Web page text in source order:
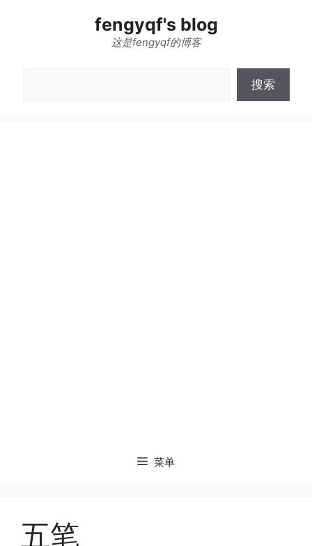
fengyqf's blog
这是fengyqf的博客
搜索
菜单
五笔